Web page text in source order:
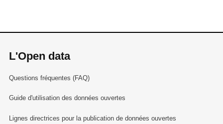
L'Open data
Questions fréquentes (FAQ)
Guide d'utilisation des données ouvertes
Lignes directrices pour la publication de données ouvertes